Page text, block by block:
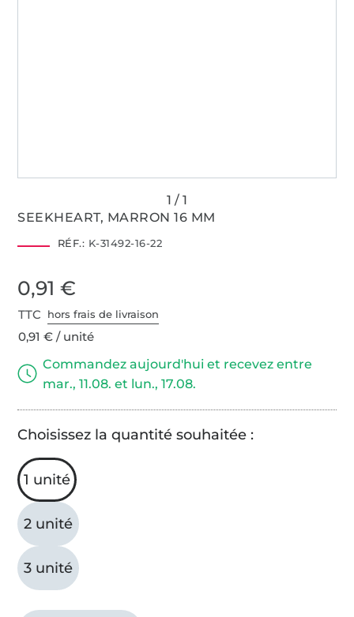
SEEKHEART, MARRON 16 MM
RÉF.: K-31492-16-22
0,91 €
TTC hors frais de livraison
0,91 € / unité
Commandez aujourd'hui et recevez entre
mar., 11.08. et lun., 17.08.
Choisissez la quantité souhaitée :
1 unité
2 unité
3 unité